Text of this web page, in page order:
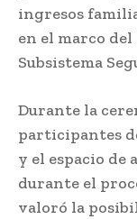
ingresos
en el marco
Subsistema
Durante la
participantes
y el espacio de
durante el
valoró la